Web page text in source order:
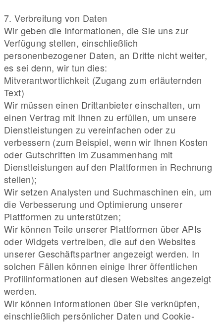
7. Verbreitung von Daten
Wir geben die Informationen, die Sie uns zur
Verfügung stellen, einschließlich
personenbezogener Daten, an Dritte nicht weiter,
es sei denn, wir tun dies:
Mitverantwortlichkeit (Zugang zum erläuternden
Text)
Wir müssen einen Drittanbieter einschalten, um
einen Vertrag mit Ihnen zu erfüllen, um unsere
Dienstleistungen zu vereinfachen oder zu
verbessern (zum Beispiel, wenn wir Ihnen Kosten
oder Gutschriften im Zusammenhang mit
Dienstleistungen auf den Plattformen in Rechnung
stellen);
Wir setzen Analysten und Suchmaschinen ein, um
die Verbesserung und Optimierung unserer
Plattformen zu unterstützen;
Wir können Teile unserer Plattformen über APIs
oder Widgets vertreiben, die auf den Websites
unserer Geschäftspartner angezeigt werden. In
solchen Fällen können einige Ihrer öffentlichen
Profilinformationen auf diesen Websites angezeigt
werden.
Wir können Informationen über Sie verknüpfen,
einschließlich persönlicher Daten und Cookie-